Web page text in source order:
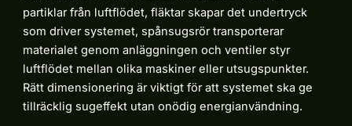
partiklar från luftflödet, fläktar skapar det undertryck
som driver systemet, spånsugsrör transporterar
materialet genom anläggningen och ventiler styr
luftflödet mellan olika maskiner eller utsugspunkter.
Rätt dimensionering är viktigt för att systemet ska ge
tillräcklig sugeffekt utan onödig energianvändning.